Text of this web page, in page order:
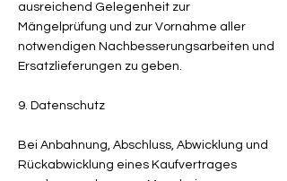
ausreichend Gelegenheit zur
Mängelprüfung und zur Vornahme aller
notwendigen Nachbesserungsarbeiten und
Ersatzlieferungen zu geben.
9. Datenschutz
Bei Anbahnung, Abschluss, Abwicklung und
Rückabwicklung eines Kaufvertrages